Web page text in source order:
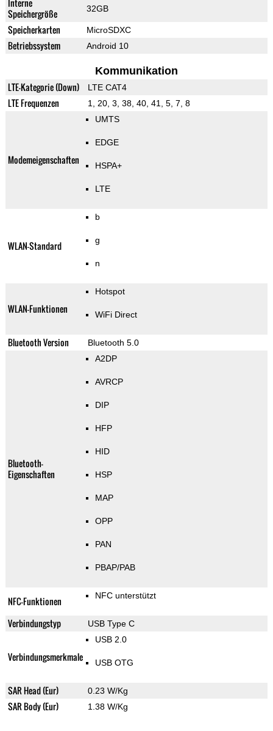
Interne
Speichergröße
32GB
Speicherkarten MicroSDXC
Betriebssystem Android 10
Kommunikation
LTE-Kategorie (Down) LTE CAT4
LTE Frequenzen 1, 20, 3, 38, 40, 41, 5, 7, 8
Modemeigenschaften
UMTS
EDGE
HSPA+
LTE
WLAN-Standard
b
g
n
WLAN-Funktionen
Hotspot
WiFi Direct
Bluetooth Version Bluetooth 5.0
Bluetooth-
Eigenschaften
A2DP
AVRCP
DIP
HFP
HID
HSP
MAP
OPP
PAN
PBAP/PAB
NFC-Funktionen NFC unterstützt
Verbindungstyp USB Type C
Verbindungsmerkmale
USB 2.0
USB OTG
SAR Head (Eur) 0.23 W/Kg
SAR Body (Eur) 1.38 W/Kg